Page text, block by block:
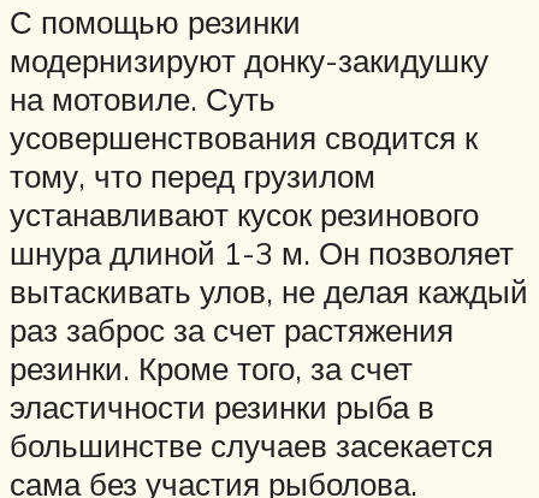
С помощью резинки
модернизируют донку-закидушку
на мотовиле. Суть
усовершенствования сводится к
тому, что перед грузилом
устанавливают кусок резинового
шнура длиной 1-3 м. Он позволяет
вытаскивать улов, не делая каждый
раз заброс за счет растяжения
резинки. Кроме того, за счет
эластичности резинки рыба в
большинстве случаев засекается
сама без участия рыболова.